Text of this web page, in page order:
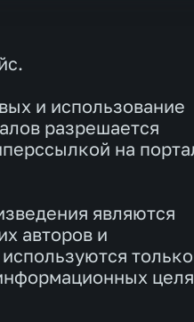
и использование
разрешается
на
являются
авторов и